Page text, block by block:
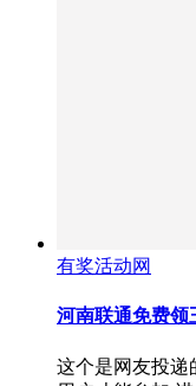
有奖活动网
河南联通免费领
这个是网友投递